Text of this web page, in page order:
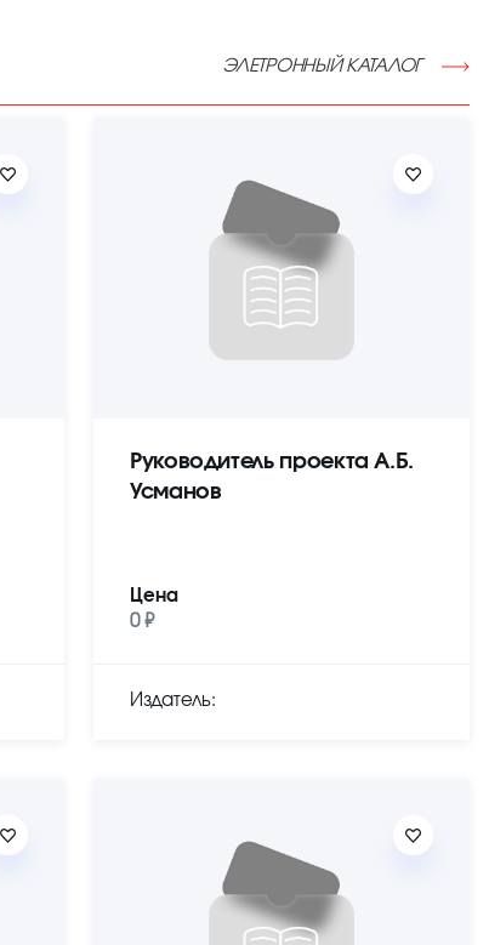
ЭЛЕТРОННЫЙ КАТАЛОГ
Руководитель проекта А.Б.
Усманов
Цена
0 ₽
Издатель: